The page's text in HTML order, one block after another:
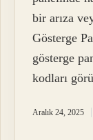
bir arıza
Gösterge
gösterge
kodları
Aralık 24, 2025